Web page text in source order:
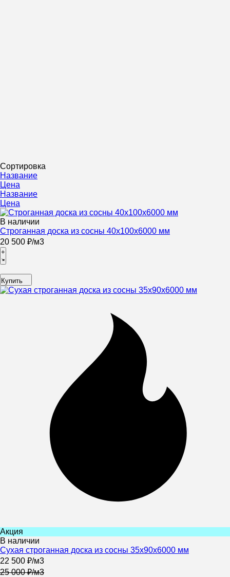
Сортировка
Название
Цена
Название
Цена
В наличии
Строганная доска из сосны 40х100х6000 мм
20 500 ₽/м3
+
Купить
Акция
В наличии
Сухая строганная доска из сосны 35х90х6000 мм
22 500 ₽/м3
25 000 ₽/м3